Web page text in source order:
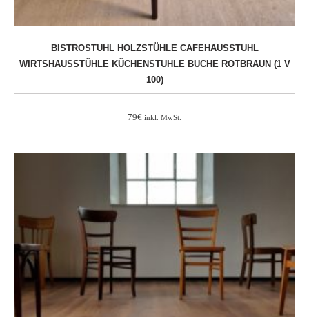
BISTROSTUHL HOLZSTÜHLE CAFEHAUSSTUHL
WIRTSHAUSSTÜHLE KÜCHENSTUHLE BUCHE ROTBRAUN (1 V
100)
79€ inkl. MwSt.